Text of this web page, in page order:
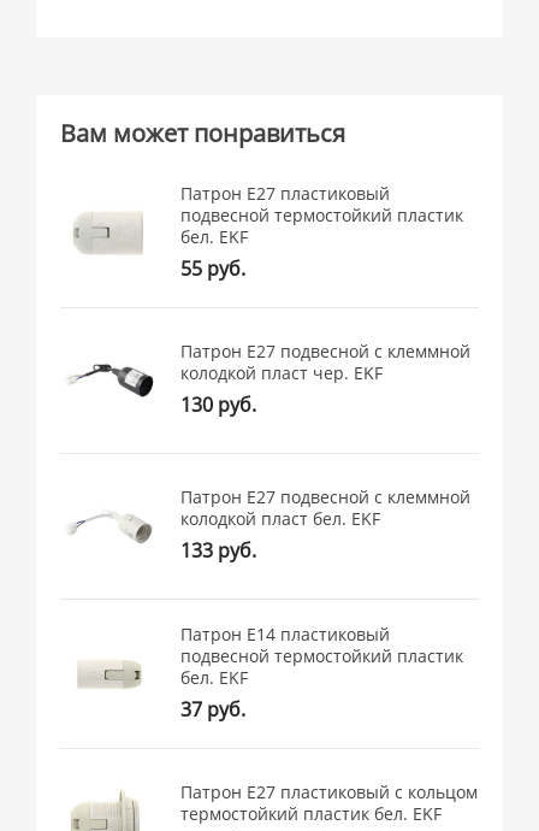
Вам может понравиться
Патрон Е27 пластиковый
подвесной термостойкий пластик
бел. EKF
55 руб.
Патрон Е27 подвесной с клеммной
колодкой пласт чер. EKF
130 руб.
Патрон Е27 подвесной с клеммной
колодкой пласт бел. EKF
133 руб.
Патрон Е14 пластиковый
подвесной термостойкий пластик
бел. EKF
37 руб.
Патрон Е27 пластиковый с кольцом
термостойкий пластик бел. EKF